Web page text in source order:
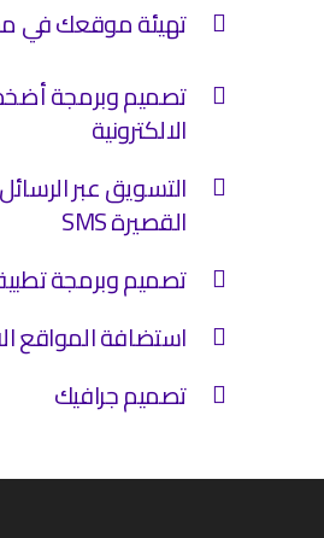
تهيئة موقعك في
تصميم وبرمجة
الالكترونية
التسويق عبر
القصيرة SMS
تصميم وبرمجة
استضافة المواقع
تصميم جرافيك